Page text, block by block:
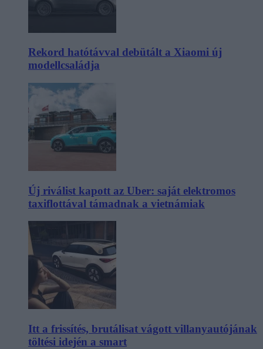
Rekord hatótávval debütált a Xiaomi új
modellcsaládja
Új riválist kapott az Uber: saját elektromos
taxiflottával támadnak a vietnámiak
Itt a frissítés, brutálisat vágott villanyautójának
töltési idején a smart